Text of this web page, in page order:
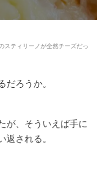
スティリーノが全然チーズだっ
だろうか。
が、そういえば手に
される。